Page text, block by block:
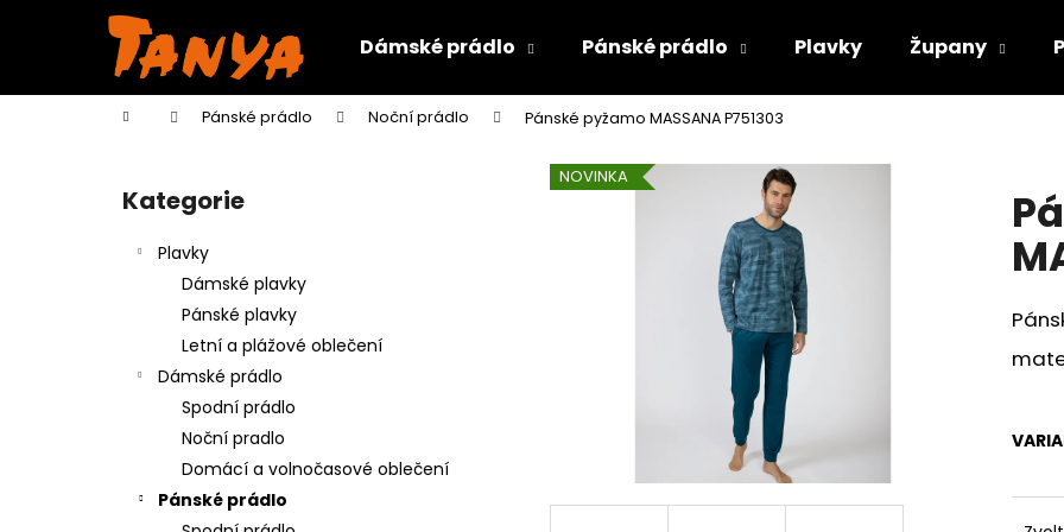
Dámské prádlo Pánské prádlo Plavky Župany
Domů Pánské prádlo Noční prádlo Pánské pyžamo MASSANA P751303
Přeskočit
kategorie
Kategorie
Plavky
Dámské plavky
Pánské plavky
Letní a plážové oblečení
Dámské prádlo
Spodní prádlo
Noční pradlo
Domácí a volnočasové oblečení
Pánské prádlo
NOVINKA
í
Zpět
do
Zpět
do
Co potřebujete najít?
Doporučujeme